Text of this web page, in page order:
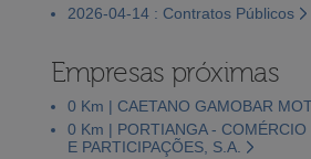
2026-04-14 : Contratos Públicos
Empresas próximas
0 Km | CAETANO GAMOBAR
0 Km | PORTIANGA - COMÉRCIO
E PARTICIPAÇÕES, S.A.